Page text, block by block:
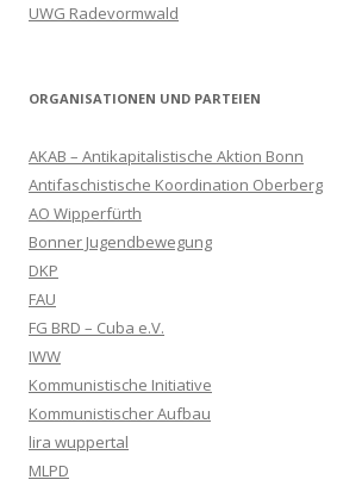
UWG Radevormwald
ORGANISATIONEN UND PARTEIEN
AKAB – Antikapitalistische Aktion Bonn
Antifaschistische Koordination Oberberg
AO Wipperfürth
Bonner Jugendbewegung
DKP
FAU
FG BRD – Cuba e.V.
IWW
Kommunistische Initiative
Kommunistischer Aufbau
lira wuppertal
MLPD